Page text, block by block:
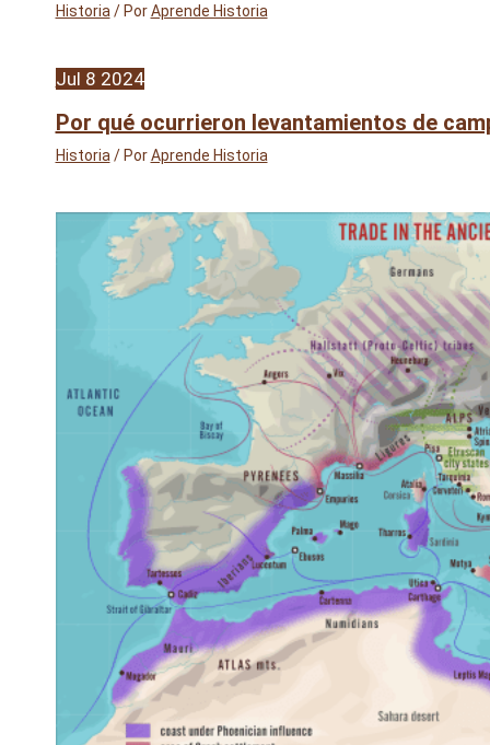
Historia / PorAprende Historia
Jul 8 2024
Por qué ocurrieron levantamientos de
Historia / PorAprende Historia